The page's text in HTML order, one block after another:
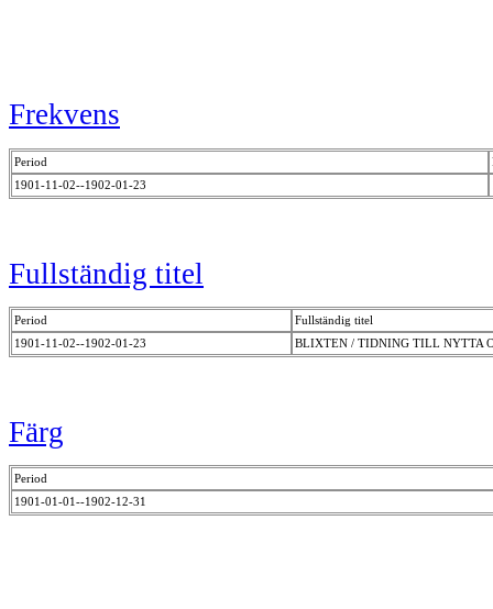
Frekvens
Period
1901-11-02--1902-01-23
Fullständig titel
Period
Fullständig titel
1901-11-02--1902-01-23
BLIXTEN / TIDNING TILL NYTTA
Färg
Period
1901-01-01--1902-12-31